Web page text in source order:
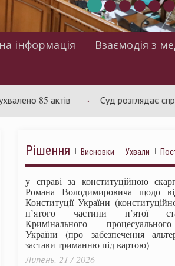
інформація
Взаємодія з
актів Суд розглядає справу
Рішення Висновки Ухвали
у справі за конституційною
Романа Володимировича щодо
Конституції України
п’ятого частини п’ятої
Кримінального
України (про забезпечення
застави триманню під вартою)
Липень, 21 / 2026